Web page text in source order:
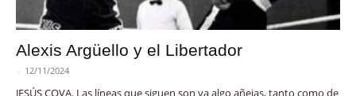
Alexis Argüello y el Libertador
- 12/11/2024
JESÚS COVA. Las líneas que siguen son ya algo añejas, tanto como de